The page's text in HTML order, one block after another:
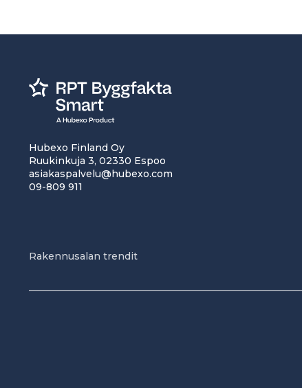
Hubexo Finland Oy
Ruukinkuja 3, 02330 Espoo
asiakaspalvelu@hubexo.com
09-809 911
Rakennusalan trendit